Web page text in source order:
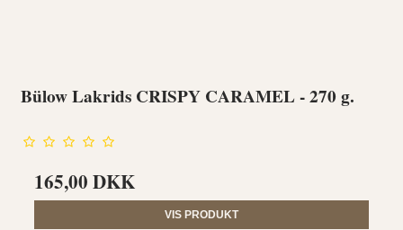
Bülow Lakrids CRISPY CARAMEL - 270 g.
165,00 DKK
VIS PRODUKT